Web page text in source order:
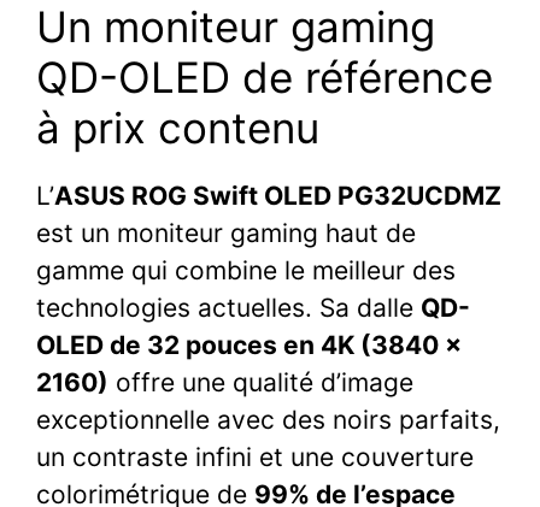
Un moniteur gaming
QD-OLED de référence
à prix contenu
L’ASUS ROG Swift OLED PG32UCDMZ
est un moniteur gaming haut de
gamme qui combine le meilleur des
technologies actuelles. Sa dalle QD-
OLED de 32 pouces en 4K (3840 x
2160) offre une qualité d’image
exceptionnelle avec des noirs parfaits,
un contraste infini et une couverture
colorimétrique de 99% de l’espace